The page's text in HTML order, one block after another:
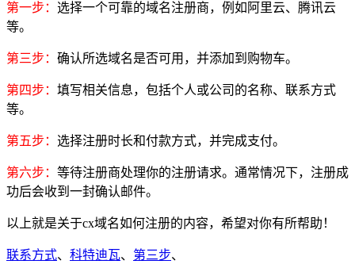
第一步： 选择一个可靠的域名注册商，例如阿里云、腾讯云
等。
第三步： 确认所选域名是否可用，并添加到购物车。
第四步： 填写相关信息，包括个人或公司的名称、联系方式
等。
第五步： 选择注册时长和付款方式，并完成支付。
第六步： 等待注册商处理你的注册请求。通常情况下，注册成
功后会收到一封确认邮件。
以上就是关于cx域名如何注册的内容，希望对你有所帮助！
联系方式、 科特迪瓦、 第三步、